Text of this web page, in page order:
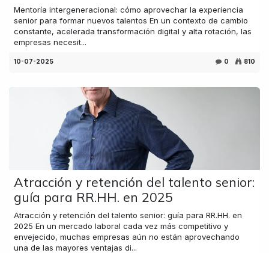
Mentoría intergeneracional: cómo aprovechar la experiencia
senior para formar nuevos talentos En un contexto de cambio
constante, acelerada transformación digital y alta rotación, las
empresas necesit...
10-07-2025 0 810
Atracción y retención del talento senior:
guía para RR.HH. en 2025
Atracción y retención del talento senior: guía para RR.HH. en
2025 En un mercado laboral cada vez más competitivo y
envejecido, muchas empresas aún no están aprovechando
una de las mayores ventajas di...